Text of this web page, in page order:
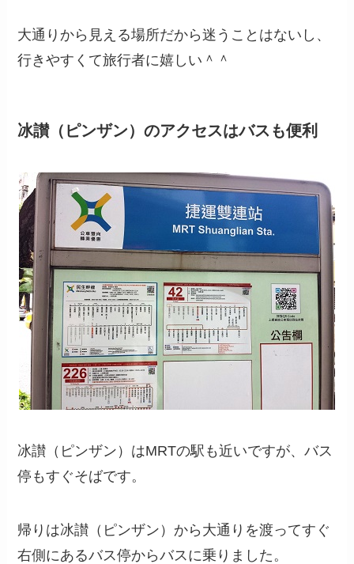
大通りから見える場所だから迷うことはないし、
行きやすくて旅行者に嬉しい＾＾
冰讃（ピンザン）のアクセスはバスも便利
冰讃（ピンザン）はMRTの駅も近いですが、バス
停もすぐそばです。
帰りは冰讃（ピンザン）から大通りを渡ってすぐ
右側にあるバス停からバスに乗りました。